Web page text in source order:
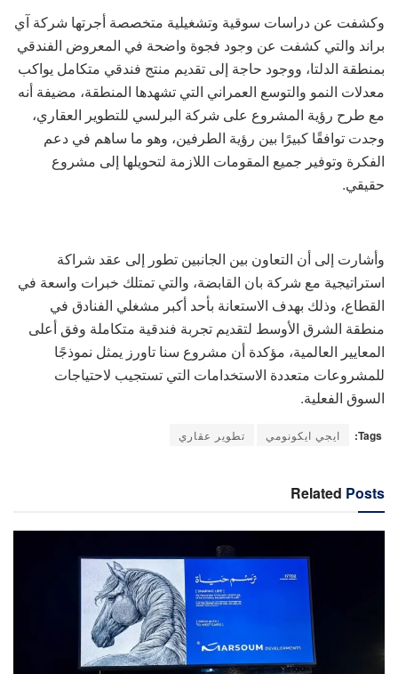
وكشفت عن دراسات سوقية وتشغيلية متخصصة أجرتها شركة آي
براند والتي كشفت عن وجود فجوة واضحة في المعروض الفندقي
بمنطقة الدلتا، ووجود حاجة إلى تقديم منتج فندقي متكامل يواكب
معدلات النمو والتوسع العمراني التي تشهدها المنطقة، مضيفة أنه
مع طرح رؤية المشروع على شركة البرلسي للتطوير العقاري،
وجدت توافقًا كبيرًا بين رؤية الطرفين، وهو ما ساهم في دعم
الفكرة وتوفير جميع المقومات اللازمة لتحويلها إلى مشروع
حقيقي.
وأشارت إلى أن التعاون بين الجانبين تطور إلى عقد شراكة
استراتيجية مع شركة بان القابضة، والتي تمتلك خبرات واسعة في
القطاع، وذلك بهدف الاستعانة بأحد أكبر مشغلي الفنادق في
منطقة الشرق الأوسط لتقديم تجربة فندقية متكاملة وفق أعلى
المعايير العالمية، مؤكدة أن مشروع سنا تاورز يمثل نموذجًا
للمشروعات متعددة الاستخدامات التي تستجيب لاحتياجات
السوق الفعلية.
Tags: ايجي ايكونومي تطوير عقاري
Related Posts